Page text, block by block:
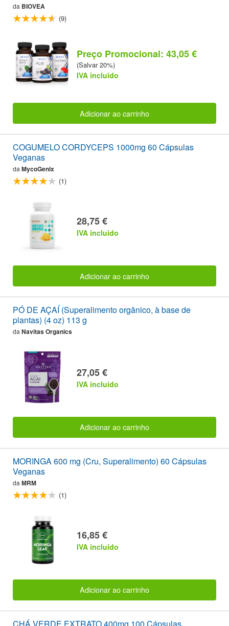
da BIOVEA
(9)
Preço Promocional: 43,05 €
(Salvar 20%)
IVA incluido
Adicionar ao carrinho
COGUMELO CORDYCEPS 1000mg 60 Cápsulas
Veganas
da MycoGenix
(1)
28,75 €
IVA incluido
Adicionar ao carrinho
PÓ DE AÇAÍ (Superalimento orgânico, à base de
plantas) (4 oz) 113 g
da Navitas Organics
27,05 €
IVA incluido
Adicionar ao carrinho
MORINGA 600 mg (Cru, Superalimento) 60 Cápsulas
Veganas
da MRM
(1)
16,85 €
IVA incluido
Adicionar ao carrinho
CHÁ VERDE EXTRATO 400mg 100 Cápsulas